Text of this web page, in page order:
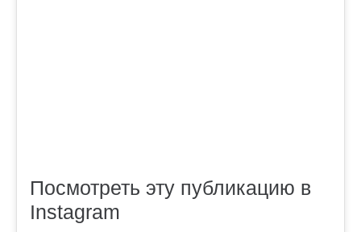
Посмотреть эту публикацию в
Instagram